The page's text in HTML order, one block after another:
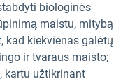
biologinės
maistu, mitybą
kad kiekvienas galėtų
ir tvaraus maisto;
kartu užtikrinant